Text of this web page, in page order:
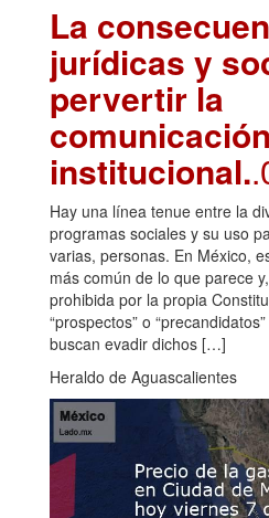
La
jurídicas y
pervertir la
comunicación
institucional.
Hay una línea tenue entre la
programas sociales y su uso
varias, personas. En México,
más común de lo que parece
prohibida por la propia
“prospectos” o
buscan evadir dichos […]
Heraldo de Aguascalientes